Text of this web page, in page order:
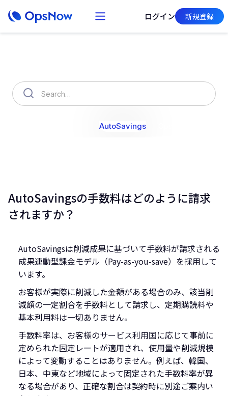
ログイン 新規登録
AutoSavings
AutoSavingsの手数料はどのように請求
されますか？
AutoSavingsは削減成果に基づいて手数料が請求される
成果連動型課金モデル（Pay-as-you-save）を採用して
います。
お客様が実際に削減した金額がある場合のみ、該当削
減額の一定割合を手数料として請求し、定期購読料や
基本利用料は一切ありません。
手数料率は、お客様のサービス利用国に応じて事前に
定められた固定レートが適用され、使用量や削減規模
によって変動することはありません。例えば、韓国、
日本、中東など地域によって固定された手数料率が異
なる場合があり、正確な割合は契約時に別途ご案内い